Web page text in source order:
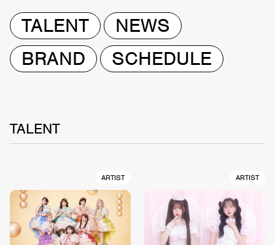
TALENT
NEWS
BRAND
SCHEDULE
TALENT
ARTIST ARTIST